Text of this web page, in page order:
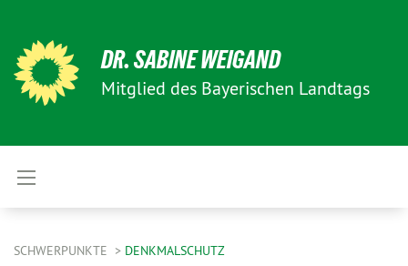
DR. SABINE WEIGAND
Mitglied des Bayerischen Landtags
SCHWERPUNKTE DENKMALSCHUTZ